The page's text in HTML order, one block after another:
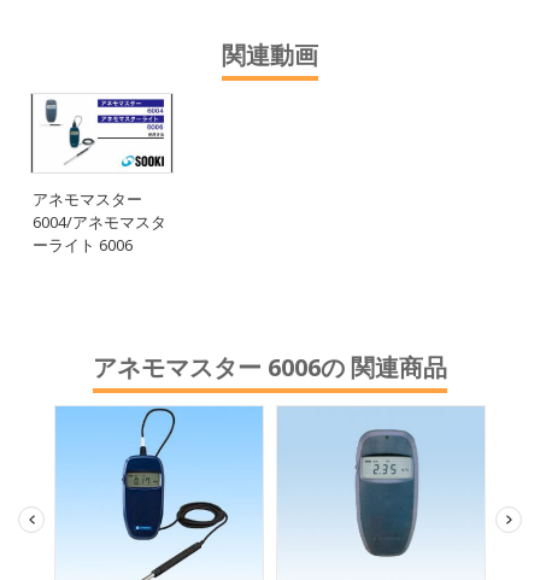
関連動画
アネモマスター
6004/アネモマスタ
ーライト 6006
アネモマスター 6006の 関連商品